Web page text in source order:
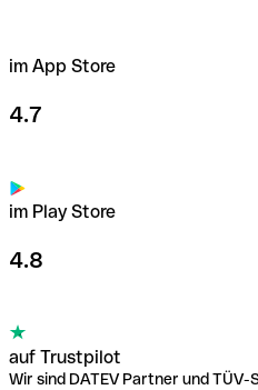
im App Store
4.7
im Play Store
4.8
auf Trustpilot
Wir sind DATEV Partner und